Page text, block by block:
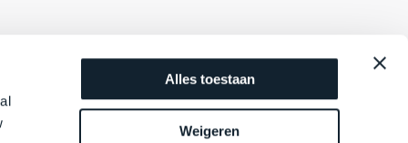
Alles toestaan
Weigeren